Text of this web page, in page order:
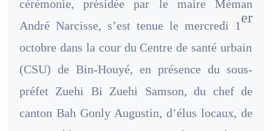
cérémonie, présidée par le maire Méman
André Narcisse, s’est tenue le mercredi 1 er
octobre dans la cour du Centre de santé urbain
(CSU) de Bin-Houyé, en présence du sous-
préfet Zuehi Bi Zuehi Samson, du chef de
canton Bah Gonly Augustin, d’élus locaux, de